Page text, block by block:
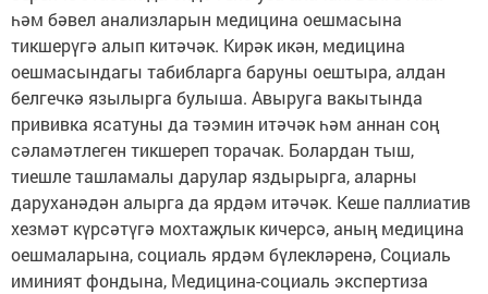
һәм бәвел анализларын медицина оешмасына
тикшерүгә алып китәчәк. Кирәк икән, медицина
оешмасындагы табибларга баруны оештыра, алдан
белгечкә язылырга булыша. Авыруга вакытында
прививка ясатуны да тәэмин итәчәк һәм аннан соң
сәламәтлеген тикшереп торачак. Болардан тыш,
тиешле ташламалы дарулар яздырырга, аларны
даруханәдән алырга да ярдәм итәчәк. Кеше паллиатив
хезмәт күрсәтүгә мохтаҗлык кичерсә, аның медицина
оешмаларына, социаль ярдәм бүлекләренә, Социаль
иминият фондына, Медицина-социаль экспертиза